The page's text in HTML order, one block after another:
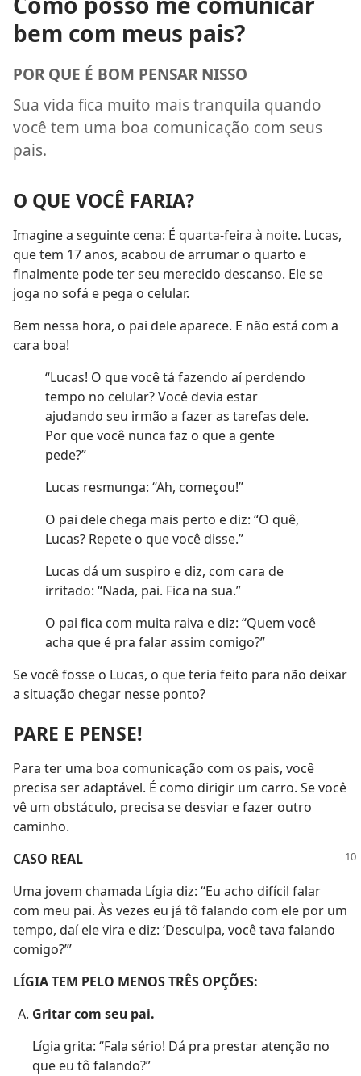
bem com meus pais?
POR QUE É BOM PENSAR NISSO
Sua vida fica muito mais tranquila quando
você tem uma boa comunicação com seus
pais.
O QUE VOCÊ FARIA?
Imagine a seguinte cena: É quarta-feira à noite. Lucas,
que tem 17 anos, acabou de arrumar o quarto e
finalmente pode ter seu merecido descanso. Ele se
joga no sofá e pega o celular.
Bem nessa hora, o pai dele aparece. E não está com a
cara boa!
“Lucas! O que você tá fazendo aí perdendo
tempo no celular? Você devia estar
ajudando seu irmão a fazer as tarefas dele.
Por que você nunca faz o que a gente
pede?”
Lucas resmunga: “Ah, começou!”
O pai dele chega mais perto e diz: “O quê,
Lucas? Repete o que você disse.”
Lucas dá um suspiro e diz, com cara de
irritado: “Nada, pai. Fica na sua.”
O pai fica com muita raiva e diz: “Quem você
acha que é pra falar assim comigo?”
Se você fosse o Lucas, o que teria feito para não deixar
a situação chegar nesse ponto?
PARE E PENSE!
Para ter uma boa comunicação com os pais, você
precisa ser adaptável. É como dirigir um carro. Se você
vê um obstáculo, precisa se desviar e fazer outro
caminho.
CASO REAL
Uma jovem chamada Lígia diz: “Eu acho difícil falar
com meu pai. Às vezes eu já tô falando com ele por um
tempo, daí ele vira e diz: ‘Desculpa, você tava falando
comigo?’”
LÍGIA TEM PELO MENOS TRÊS OPÇÕES:
Gritar com seu pai.
Lígia grita: “Fala sério! Dá pra prestar atenção no
que eu tô falando?”